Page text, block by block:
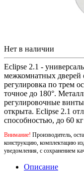
Нет в наличии
Eclipse 2.1 -
межкомнатных дверей
регулировка по трем
точное до 180°.
регулировочные
открыта. Eclipse 2.1
способностью, до 60
Внимание! Производитель,
конструкцию, комплектацию
уведомления, с сохранением
Описание